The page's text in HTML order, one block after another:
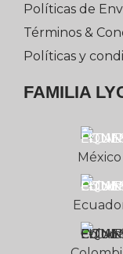
Políticas de
Términos &
Políticas y
FAMILIA
México